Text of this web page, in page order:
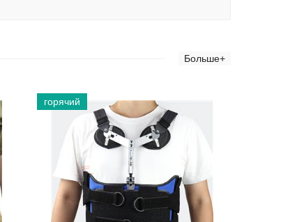
Больше+
горячий